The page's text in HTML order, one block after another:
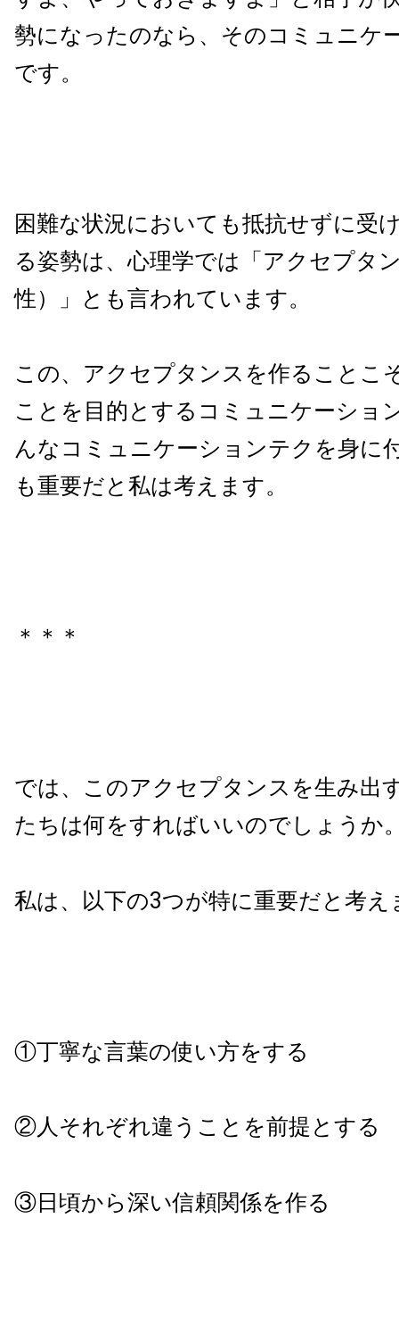
勢になったのなら、そのコミュニケ
です。
困難な状況においても抵抗せずに受
る姿勢は、心理学では「アクセプタ
性）」とも言われています。
この、アクセプタンスを作ることこ
ことを目的とするコミュニケーショ
んなコミュニケーションテクを身に
も重要だと私は考えます。
＊＊＊
では、このアクセプタンスを生み出
たちは何をすればいいのでしょうか
私は、以下の3つが特に重要だと考え
①丁寧な言葉の使い方をする
②人それぞれ違うことを前提とする
③日頃から深い信頼関係を作る